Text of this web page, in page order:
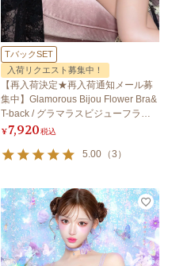
TバックSET
入荷リクエスト募集中！
【再入荷決定★再入荷通知メール募
集中】Glamorous Bijou Flower Bra&
T-back / グラマラスビジューフラワ
ーブラ＆Tバック
¥7,920税込
5.00 （3 ）